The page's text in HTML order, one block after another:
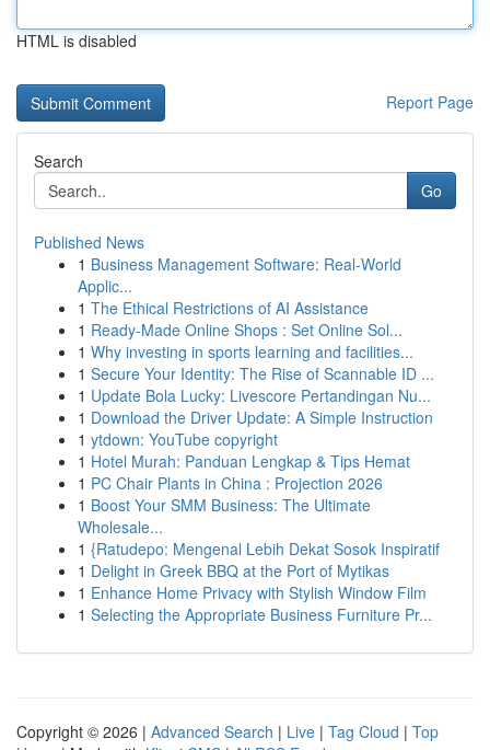
HTML is disabled
Report Page
Search
Go
Published News
1 Business Management Software: Real-World
Applic...
1 The Ethical Restrictions of AI Assistance
1 Ready-Made Online Shops : Set Online Sol...
1 Why investing in sports learning and facilities...
1 Secure Your Identity: The Rise of Scannable ID ...
1 Update Bola Lucky: Livescore Pertandingan Nu...
1 Download the Driver Update: A Simple Instruction
1 ytdown: YouTube copyright
1 Hotel Murah: Panduan Lengkap & Tips Hemat
1 PC Chair Plants in China : Projection 2026
1 Boost Your SMM Business: The Ultimate
Wholesale...
1 {Ratudepo: Mengenal Lebih Dekat Sosok Inspiratif
1 Delight in Greek BBQ at the Port of Mytikas
1 Enhance Home Privacy with Stylish Window Film
1 Selecting the Appropriate Business Furniture Pr...
Copyright © 2026 | Advanced Search | Live | Tag Cloud | Top